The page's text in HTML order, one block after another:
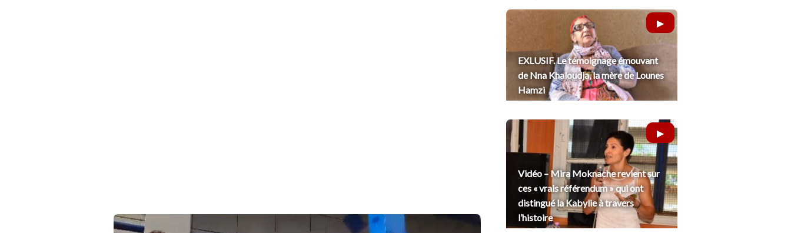
EXLUSIF. Le témoignage émouvant
de Nna Khaloudja, la mère de Lounes
Hamzi
Vidéo – Mira Moknache revient sur
ces « vrais référendum » qui ont
distingué la Kabylie à travers
l’histoire